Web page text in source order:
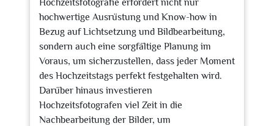
Hochzeitsfotografie erfordert nicht nur
hochwertige Ausrüstung und Know-how in
Bezug auf Lichtsetzung und Bildbearbeitung,
sondern auch eine sorgfältige Planung im
Voraus, um sicherzustellen, dass jeder Moment
des Hochzeitstags perfekt festgehalten wird.
Darüber hinaus investieren
Hochzeitsfotografen viel Zeit in die
Nachbearbeitung der Bilder, um